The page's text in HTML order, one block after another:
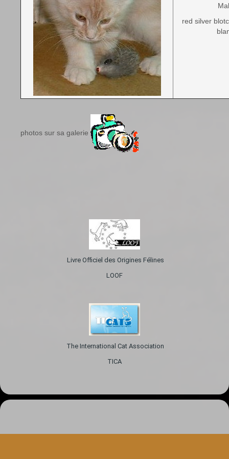
red silver
photos sur sa galerie
Livre Officiel des Origines Félines
LOOF
The International Cat Association
TICA